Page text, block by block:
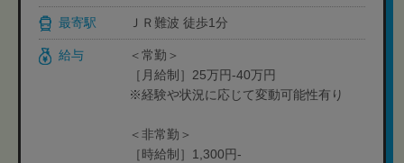
最寄駅 ＪＲ難波 徒歩1分
給与
＜常勤＞
［月給制］25万円-40万円
※経験や状況に応じて変動可能性有り
＜非常勤＞
［時給制］1,300円-